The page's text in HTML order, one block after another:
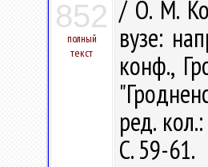
852
полный
текст
/ О. М.
вузе:
конф.,
ред.
С. 59-61.